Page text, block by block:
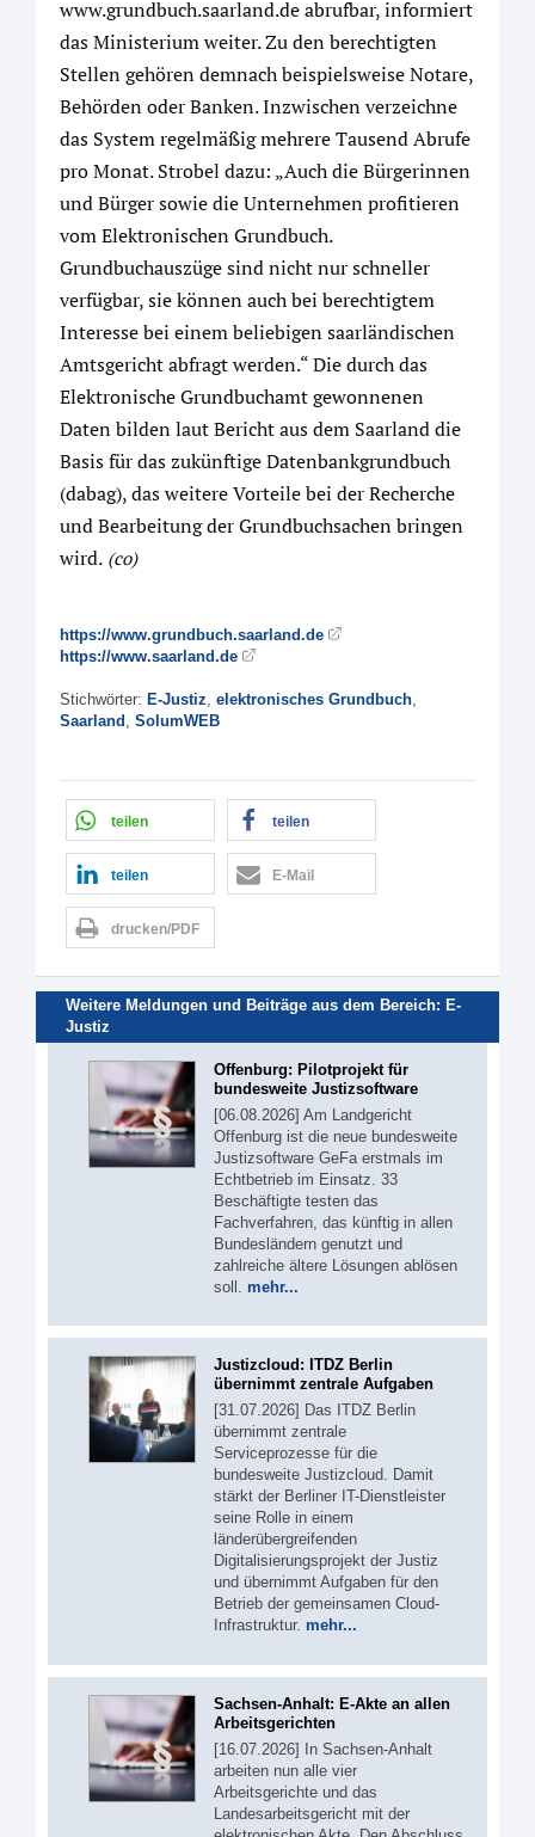
www.grundbuch.saarland.de abrufbar, informiert
das Ministerium weiter. Zu den berechtigten
Stellen gehören demnach beispielsweise Notare,
Behörden oder Banken. Inzwischen verzeichne
das System regelmäßig mehrere Tausend Abrufe
pro Monat. Strobel dazu: „Auch die Bürgerinnen
und Bürger sowie die Unternehmen profitieren
vom Elektronischen Grundbuch.
Grundbuchauszüge sind nicht nur schneller
verfügbar, sie können auch bei berechtigtem
Interesse bei einem beliebigen saarländischen
Amtsgericht abfragt werden.“ Die durch das
Elektronische Grundbuchamt gewonnenen
Daten bilden laut Bericht aus dem Saarland die
Basis für das zukünftige Datenbankgrundbuch
(dabag), das weitere Vorteile bei der Recherche
und Bearbeitung der Grundbuchsachen bringen
wird. (co)
https://www.grundbuch.saarland.de
https://www.saarland.de
Stichwörter: E-Justiz, elektronisches Grundbuch,
Saarland , SolumWEB
teilen teilen
teilen E-Mail
drucken/PDF
Weitere Meldungen und Beiträge aus dem Bereich: E-
Justiz
Offenburg: Pilotprojekt für
bundesweite Justizsoftware
[06.08.2026] Am Landgericht
Offenburg ist die neue bundesweite
Justizsoftware GeFa erstmals im
Echtbetrieb im Einsatz. 33
Beschäftigte testen das
Fachverfahren, das künftig in allen
Bundesländern genutzt und
zahlreiche ältere Lösungen ablösen
soll. mehr...
Justizcloud: ITDZ Berlin
übernimmt zentrale Aufgaben
[31.07.2026] Das ITDZ Berlin
übernimmt zentrale
Serviceprozesse für die
bundesweite Justizcloud. Damit
stärkt der Berliner IT-Dienstleister
seine Rolle in einem
länderübergreifenden
Digitalisierungsprojekt der Justiz
und übernimmt Aufgaben für den
Betrieb der gemeinsamen Cloud-
Infrastruktur. mehr...
Sachsen-Anhalt: E-Akte an allen
Arbeitsgerichten
[16.07.2026] In Sachsen-Anhalt
arbeiten nun alle vier
Arbeitsgerichte und das
Landesarbeitsgericht mit der